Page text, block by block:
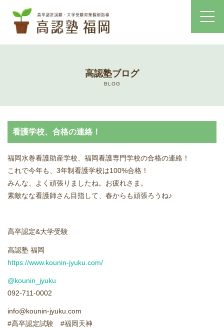
高認塾のご案内
講師紹介
よくあるご質問
オンライン個別指導
高認塾ブログ
BLOG
看護学校、合格の連絡！
福岡水巻看護助産学校、福岡看護専門学校の合格の連絡！
これで今年も、3年制看護学校は100%合格！
みんな、よく頑張りましたね。お疲れさま。
素敵なな看護師さん目指して、春からも頑張ろうね♪
高卒認定&大学受験
高認塾 福岡
https://www.kounin-jyuku.com/
@kounin_jyuku
092-711-0002
info@kounin-jyuku.com
#高卒認定試験 #福岡天神